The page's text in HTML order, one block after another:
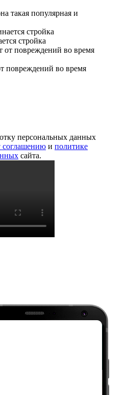
такая популярная и
стройка
повреждений во время
персональных данных
соглашению и политике
сайта.